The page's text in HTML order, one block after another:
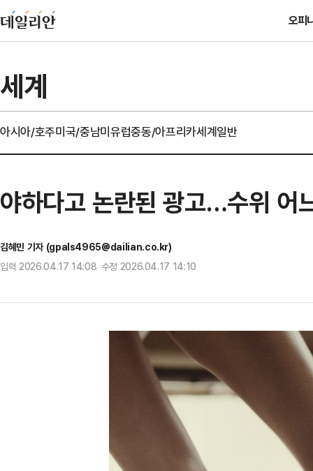
오피
세계
아시아/호주미국/중남미유럽중동/아프리카세계일반
야하다고 논란된 광고…수위 어
김혜민 기자 (gpals4965@dailian.co.kr)
입력 2026.04.17 14:08 수정 2026.04.17 14:10